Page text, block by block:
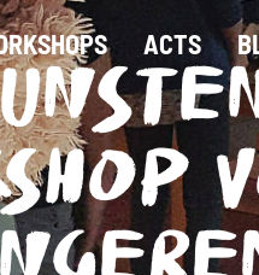
ACTS